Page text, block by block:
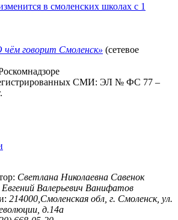
в смоленских школах с 1
чём говорит Смоленск» (сетевое
СМИ: ЭЛ № ФС 77 –
Светлана Николаевна Савенок
Евгений Валерьевич Ванифатов
214000,Смоленская обл, г. Смоленск, ул.
д.14а